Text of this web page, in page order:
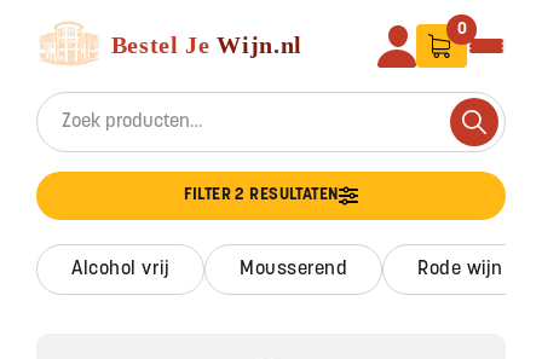
Search for:
Search
0
FILTER 2 RESULTATEN
alcohol vrij mousserend rode wijn